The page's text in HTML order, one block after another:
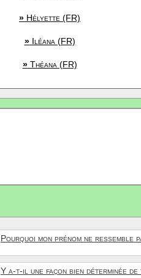
» Hélyette (FR)
»Iléana (FR)
»Théana (FR)
Pourquoi mon prénom ne
Y a-t-il une façon bien déterminée